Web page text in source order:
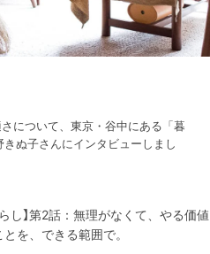
について、東京・谷中にある「暮
ぬ子さんにインタビューしまし
し】第2話：無理がなくて、やる価値
を、できる範囲で。